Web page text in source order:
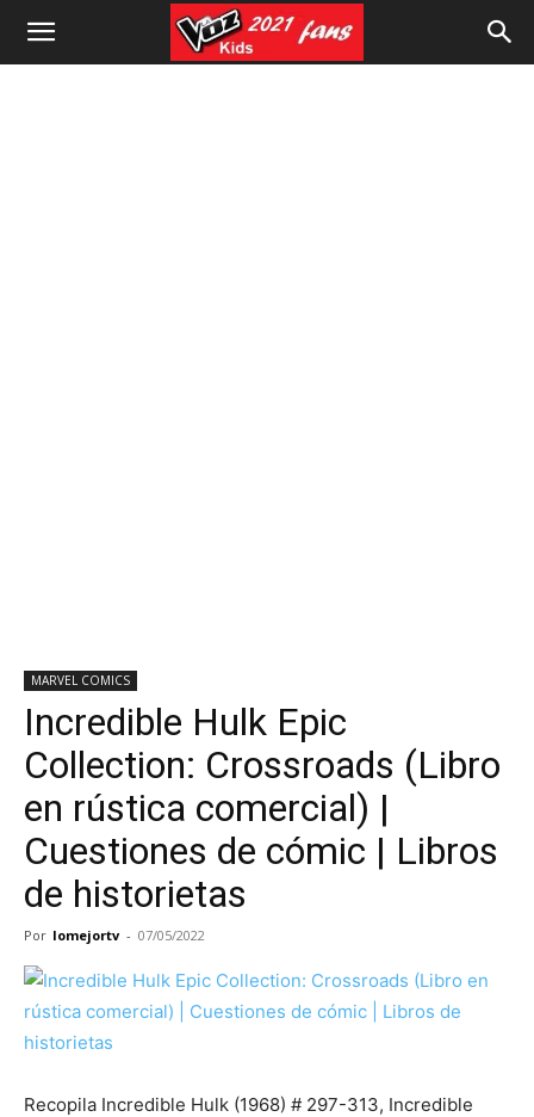
MARVEL COMICS
Incredible Hulk Epic
Collection: Crossroads (Libro
en rústica comercial) |
Cuestiones de cómic | Libros
de historietas
Por lomejortv - 07/05/2022
Recopila Incredible Hulk (1968) # 297-313, Incredible